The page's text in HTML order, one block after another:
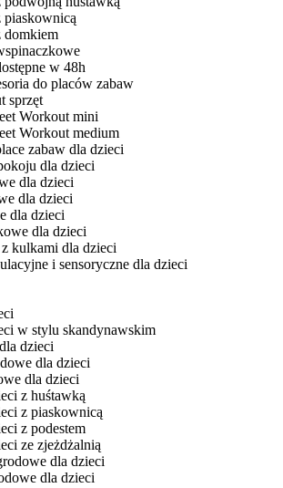
piaskownicą
domkiem
w 48h
do placów zabaw
sprzęt
Workout mini
Workout medium
zabaw dla dzieci
dla dzieci
dla dzieci
dla dzieci
dla dzieci
dla dzieci
z kulkami dla dzieci
i sensoryczne dla dzieci
w stylu skandynawskim
dzieci
dla dzieci
dla dzieci
z huśtawką
z piaskownicą
z podestem
ze zjeżdżalnią
dla dzieci
dla dzieci